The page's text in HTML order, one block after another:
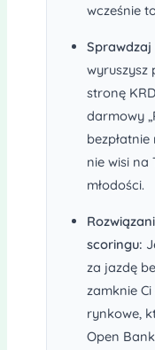
wcześnie
Sprawdzaj
wyruszysz
stronę
darmowy
nie wisi na
młodości.
scoringu:
za jazdę
zamknie
rynkowe,
Open